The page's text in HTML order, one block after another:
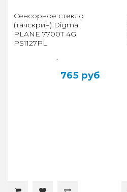
Сенсорное стекло
(тачскрин) Digma
PLANE 7700T 4G,
PS1127PL
..
765 руб